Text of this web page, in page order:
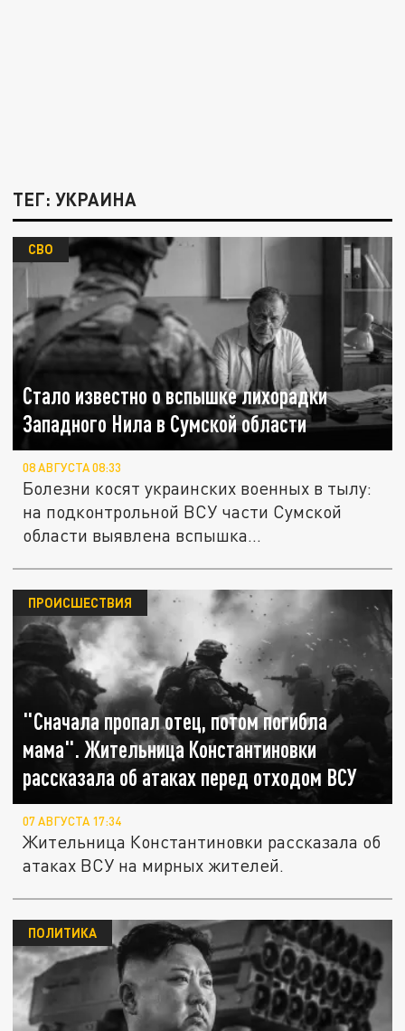
ТЕГ: УКРАИНА
Стало известно о вспышке лихорадки
Западного Нила в Сумской области
СВО
08 АВГУСТА 08:33
Болезни косят украинских военных в тылу:
на подконтрольной ВСУ части Сумской
области выявлена вспышка...
"Сначала пропал отец, потом погибла
мама". Жительница Константиновки
рассказала об атаках перед отходом ВСУ
ПРОИСШЕСТВИЯ
07 АВГУСТА 17:34
Жительница Константиновки рассказала об
атаках ВСУ на мирных жителей.
ПОЛИТИКА